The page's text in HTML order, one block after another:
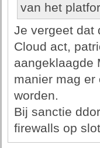
van het
Je vergeet dat
Cloud act,
aangeklaagde
manier mag
worden.
Bij sanctie
firewalls op